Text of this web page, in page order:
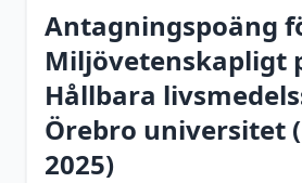
Antagningspoäng
Miljövetenskapligt
Hållbara
Örebro universitet (
2025)